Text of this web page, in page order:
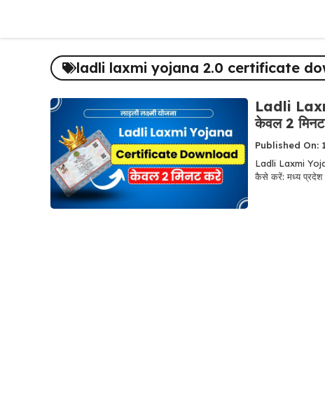
content
ladli laxmi yojana 2.0 certificate
Ladli
केवल 2 मिनट
Published On:
Ladli Laxmi
कैसे करें: मध्य प्रदेश